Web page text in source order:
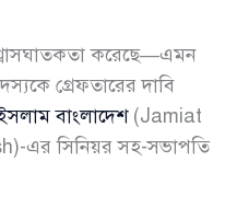
করেছে—এমন
গ্রেফতারের দাবি
বাংলাদেশ(Jamiat
এর সিনিয়র সহ-সভাপতি